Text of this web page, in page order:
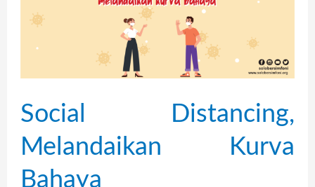
Social Distancing,
Melandaikan Kurva
Bahaya
Melandaikan